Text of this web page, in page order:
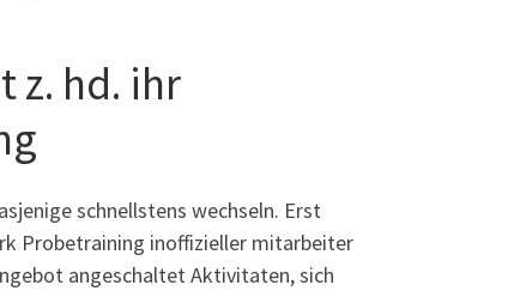
z. hd. ihr
schnellstens wechseln. Erst
Probetraining inoffizieller mitarbeiter
angeschaltet Aktivitaten, sich